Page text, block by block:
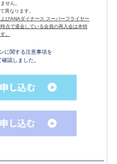
せん。
異なります。
びANAダイナース スーパーフライヤー
点で退会している会員の再入会は本特
。
に関する注意事項を
認しました。